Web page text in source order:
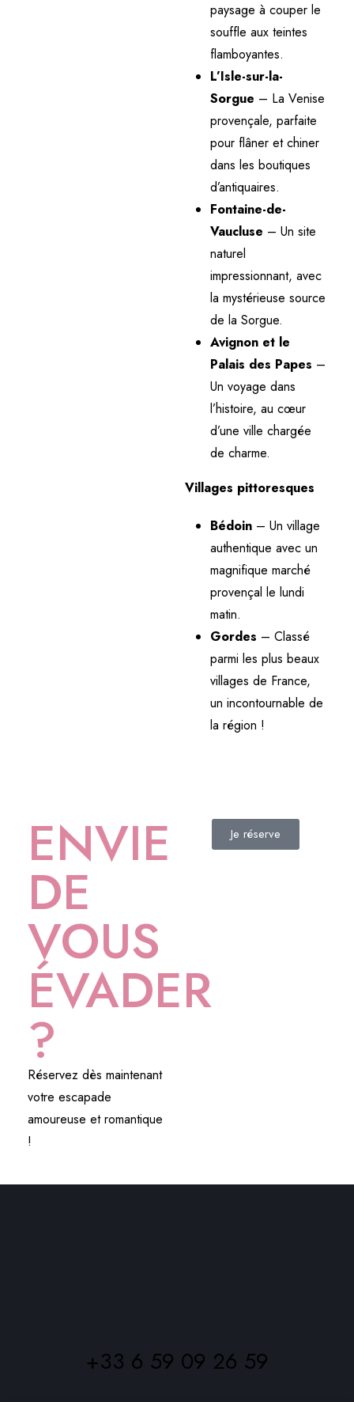
paysage à couper le
souffle aux teintes
flamboyantes.
L’Isle-sur-la-
Sorgue – La Venise
provençale, parfaite
pour flâner et chiner
dans les boutiques
d’antiquaires.
Fontaine-de-
Vaucluse – Un site
naturel
impressionnant, avec
la mystérieuse source
de la Sorgue.
Avignon et le
Palais des Papes –
Un voyage dans
l’histoire, au cœur
d’une ville chargée
de charme.
Villages pittoresques
Bédoin – Un village
authentique avec un
magnifique marché
provençal le lundi
matin.
Gordes – Classé
parmi les plus beaux
villages de France,
un incontournable de
la région !
ENVIE
DE
VOUS
ÉVADER
?
Réservez dès maintenant
votre escapade
amoureuse et romantique
!
Je réserve
‭+33 6 59 09 26 59‬